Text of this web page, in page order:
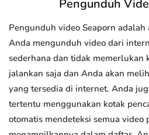
Pengunduh
Pengunduh video Seaporn
Anda mengunduh video dari
sederhana dan tidak memerlukan
jalankan saja dan Anda akan
yang tersedia di internet. Anda
tertentu menggunakan kotak
otomatis mendeteksi semua video